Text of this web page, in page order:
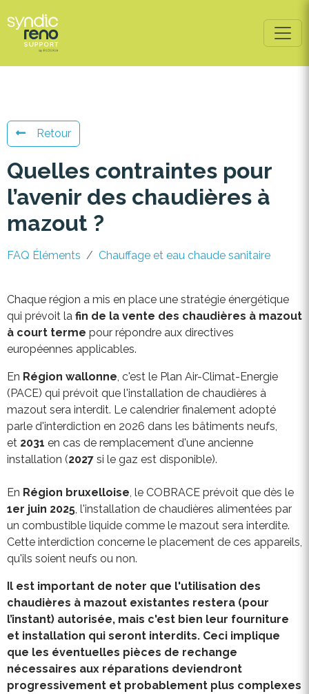
Retour
Quelles contraintes pour
l’avenir des chaudières à
mazout ?
FAQ Éléments Chauffage et eau chaude sanitaire
Chaque région a mis en place une stratégie énergétique
qui prévoit la fin de la vente des chaudières à mazout
à court terme pour répondre aux directives
européennes applicables.
En Région wallonne, c'est le Plan Air-Climat-Energie
(PACE) qui prévoit que l'installation de chaudières à
mazout sera interdit. Le calendrier finalement adopté
parle d'interdiction en 2026 dans les bâtiments neufs,
et 2031 en cas de remplacement d'une ancienne
installation (2027 si le gaz est disponible).
En Région bruxelloise, le COBRACE prévoit que dès le
1er juin 2025, l'installation de chaudières alimentées par
un combustible liquide comme le mazout sera interdite.
Cette interdiction concerne le placement de ces appareils,
qu'ils soient neufs ou non.
Il est important de noter que l'utilisation des
chaudières à mazout existantes restera (pour
l’instant) autorisée, mais c'est bien leur fourniture
et installation qui seront interdits. Ceci implique
que les éventuelles pièces de rechange
nécessaires aux réparations deviendront
progressivement et probablement plus complexes